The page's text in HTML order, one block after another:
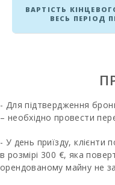
(км):
Пляж Torrent
des Revellar
Драконов1
пещери (km):
ВАРТІСТЬ
ВЕСЬ ПЕРІОД
- Для підтвердження
– необхідно провести
- У день приїзду, клієнти
в розмірі 300 €, яка
орендованому майну не